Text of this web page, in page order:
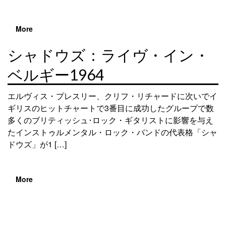
More
シャドウズ：ライヴ・イン・
ベルギー1964
エルヴィス・プレスリー、クリフ・リチャードに次いでイ
ギリスのヒットチャートで3番目に成功したグループで数
多くのブリティッシュ･ロック・ギタリストに影響を与え
たインストゥルメンタル・ロック・バンドの代表格「シャ
ドウズ」が1 […]
More